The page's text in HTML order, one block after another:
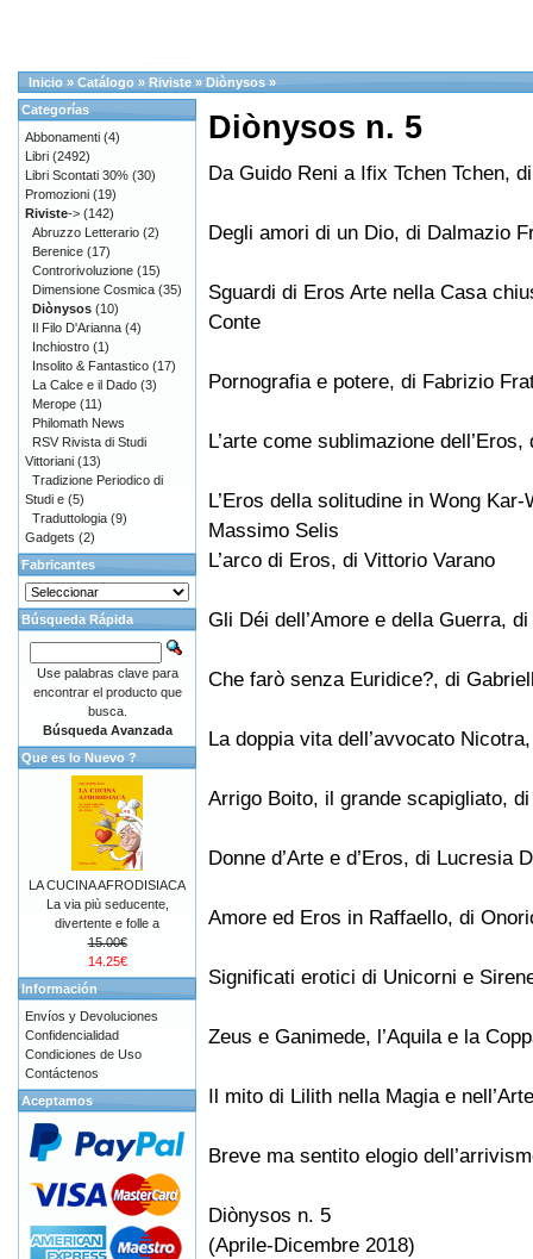
Inicio » Catálogo » Riviste » Diònysos »
Diònysos n. 5
Da Guido Reni a Ifix Tchen Tchen,
Degli amori di un Dio, di Dalmazio
Sguardi di Eros Arte nella Casa
Conte
Pornografia e potere, di Fabrizio
L’arte come sublimazione
L’Eros della solitudine in Wong Kar-
Massimo Selis
L’arco di Eros, di Vittorio Varano
Gli Déi dell’Amore e della Guerra,
Che farò senza Euridice?, di
La doppia vita dell’avvocato
Arrigo Boito, il grande scapigliato,
Donne d’Arte e d’Eros, di Lucresia
Amore ed Eros in Raffaello, di
Significati erotici di Unicorni e
Zeus e Ganimede, l’Aquila e la
Il mito di Lilith nella Magia e
Breve ma sentito elogio
Diònysos n. 5
(Aprile-Dicembre 2018)
Categorías
Abbonamenti (4)
Libri (2492)
Libri Scontati 30% (30)
Promozioni (19)
Riviste-> (142)
Abruzzo Letterario (2)
Berenice (17)
Controrivoluzione (15)
Dimensione Cosmica (35)
Diònysos (10)
Il Filo D'Arianna (4)
Inchiostro (1)
Insolito & Fantastico (17)
La Calce e il Dado (3)
Merope (11)
Philomath News
RSV Rivista di Studi
Vittoriani (13)
Tradizione Periodico di
Studi e (5)
Traduttologia (9)
Gadgets (2)
Fabricantes
Búsqueda Rápida
Use palabras clave para
encontrar el producto que
busca.
Búsqueda Avanzada
Que es lo Nuevo ?
LA CUCINA AFRODISIACA
La via più seducente,
divertente e folle a
15.00€
14.25€
Información
Envíos y Devoluciones
Confidencialidad
Condiciones de Uso
Contáctenos
Aceptamos